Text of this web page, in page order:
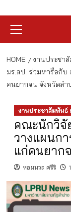
Menu
HOME งานประชา
มร.ลป. ร่วมหารือกับ
คนยากจน จังหวัดลำ
งานประชาสัมพันธ์
คณะนักวิจั
วางแผนก
แก่คนยาก
หอมนวล ศรีริ